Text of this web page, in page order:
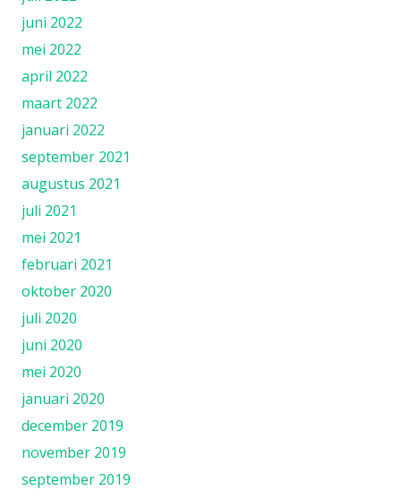
juni 2022
mei 2022
april 2022
maart 2022
januari 2022
september 2021
augustus 2021
juli 2021
mei 2021
februari 2021
oktober 2020
juli 2020
juni 2020
mei 2020
januari 2020
december 2019
november 2019
september 2019